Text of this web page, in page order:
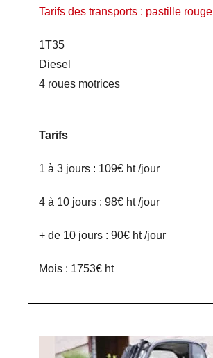
Tarifs des transports : pastille rouge
1T35
Diesel
4 roues motrices
Tarifs
1 à 3 jours : 109€ ht /jour
4 à 10 jours : 98€ ht /jour
+ de 10 jours : 90€ ht /jour
Mois : 1753€ ht